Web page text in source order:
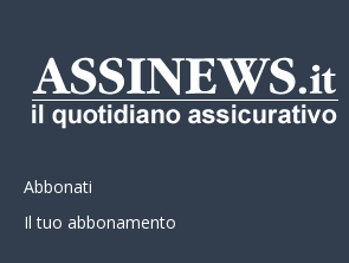
Abbonati
Il tuo abbonamento